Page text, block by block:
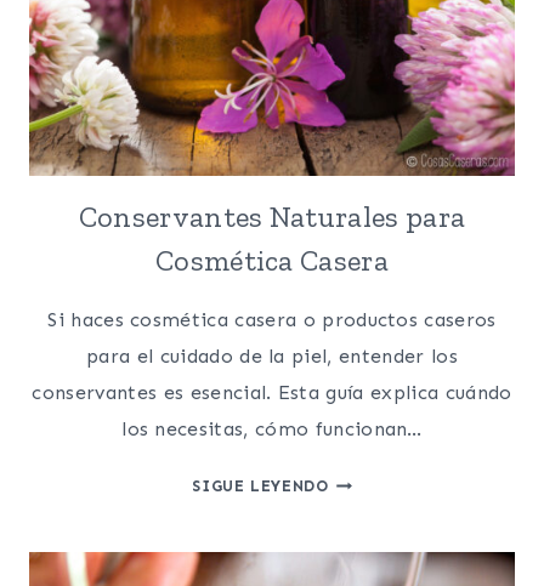
Conservantes Naturales para
Cosmética Casera
Si haces cosmética casera o productos caseros
para el cuidado de la piel, entender los
conservantes es esencial. Esta guía explica cuándo
los necesitas, cómo funcionan…
SIGUE LEYENDOCONSERVANTES
COSMÉTICA